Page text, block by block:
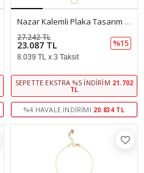
Nazar Kalemli Plaka Tasarım Şahmeran
23.087 TL
27.242 TL
%15
8.039 TL x 3 Taksit
SEPETTE EKSTRA %5 İNDIRIM 21.702
TL
%4 HAVALE İNDIRIMI 20.834 TL